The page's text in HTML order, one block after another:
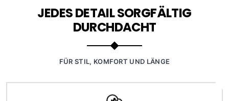
JEDES DETAIL SORGFÄLTIG
DURCHDACHT
FÜR STIL, KOMFORT UND LÄNGE